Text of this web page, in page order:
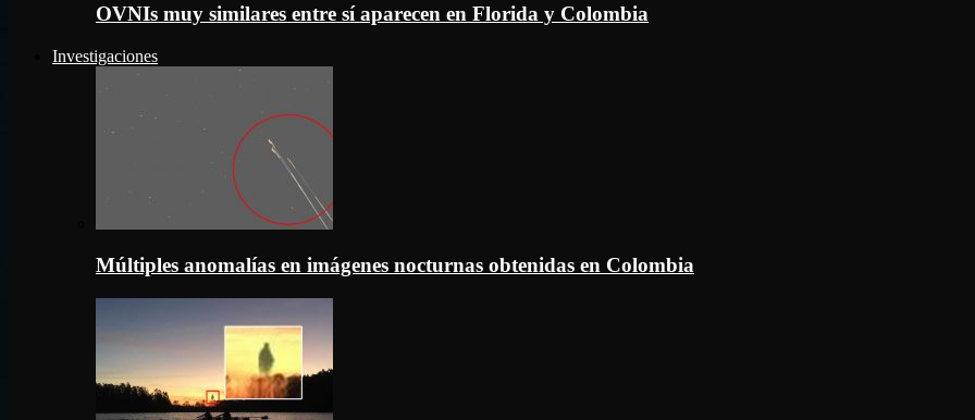
OVNIs muy similares entre sí aparecen en Florida y Colombia
Investigaciones
Múltiples anomalías en imágenes nocturnas obtenidas en Colombia